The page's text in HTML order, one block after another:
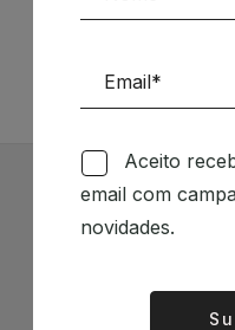
Aceito
email com
novidades.